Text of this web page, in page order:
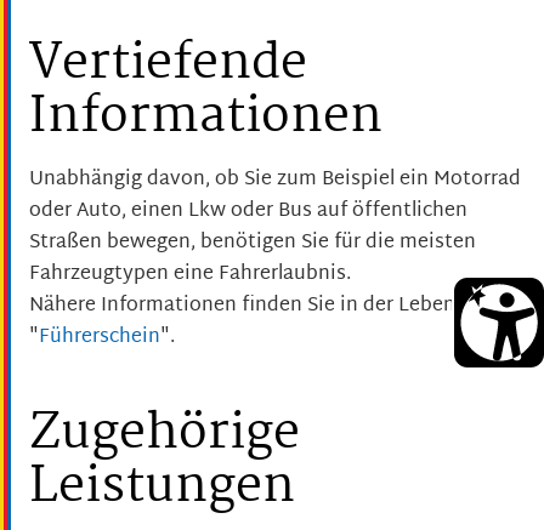
Vertiefende
Informationen
Unabhängig davon, ob Sie zum Beispiel ein Motorrad
oder Auto, einen Lkw oder Bus auf öffentlichen
Straßen bewegen, benötigen Sie für die meisten
Fahrzeugtypen eine Fahrerlaubnis.
Nähere Informationen finden Sie in der Lebenslage
"Führerschein".
Zugehörige
Leistungen